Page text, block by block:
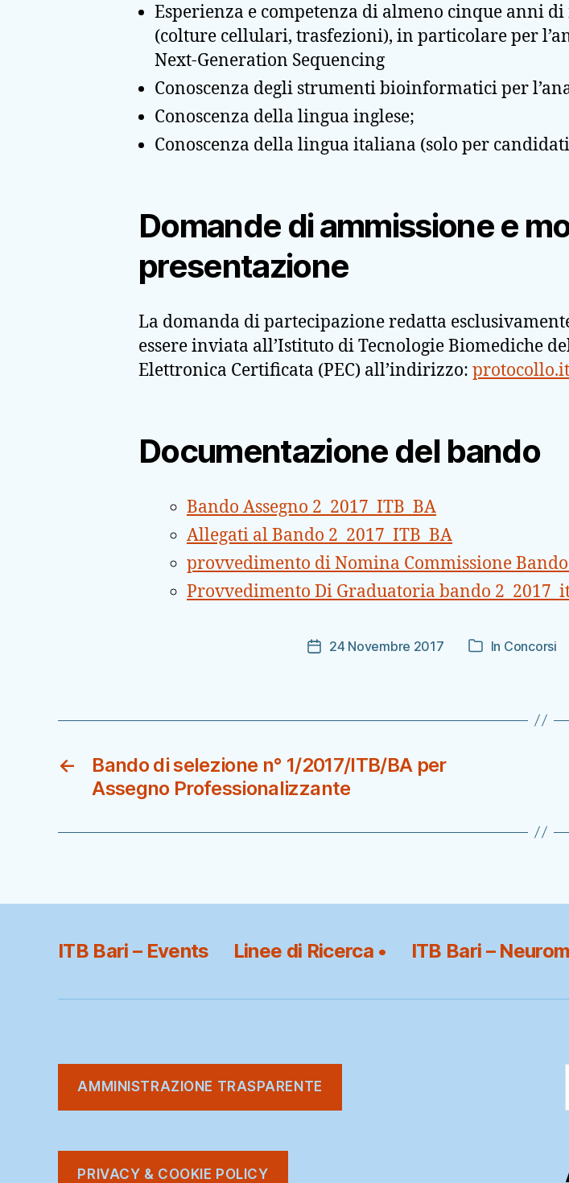
Esperienza e competenza di almeno cinque anni
(colture cellulari, trasfezioni), in particolare per
Next-Generation Sequencing
Conoscenza degli strumenti bioinformatici per
Conoscenza della lingua inglese;
Conoscenza della lingua italiana (solo per
Domande di ammissione e
presentazione
La domanda di partecipazione redatta
essere inviata all’Istituto di Tecnologie Biomediche
Elettronica Certificata (PEC) all’indirizzo:
Documentazione del bando
Bando Assegno 2_2017_ITB_BA
Allegati al Bando 2_2017_ITB_BA
provvedimento di Nomina Commissione Bando
Provvedimento Di Graduatoria bando
Data24 Novembre 2017 Categorie
In Concorsi
←
Bando di selezione n° 1/2017/ITB/BA per
Assegno Professionalizzante
ITB Bari – Events Linee di Ricerca • ITB Bari –
AMMINISTRAZIONE TRASPARENTE
PRIVACY & COOKIE POLICY